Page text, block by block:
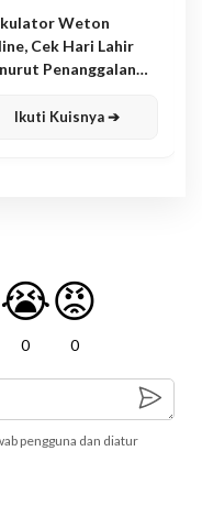
Weton
Cek Hari Lahir
Penanggalan
Ikuti Kuisnya ➔
😭
0
😡
0
pengguna dan diatur